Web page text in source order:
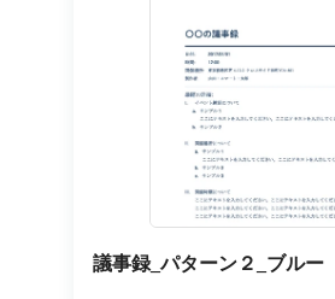
議事録_パターン２_ブルー